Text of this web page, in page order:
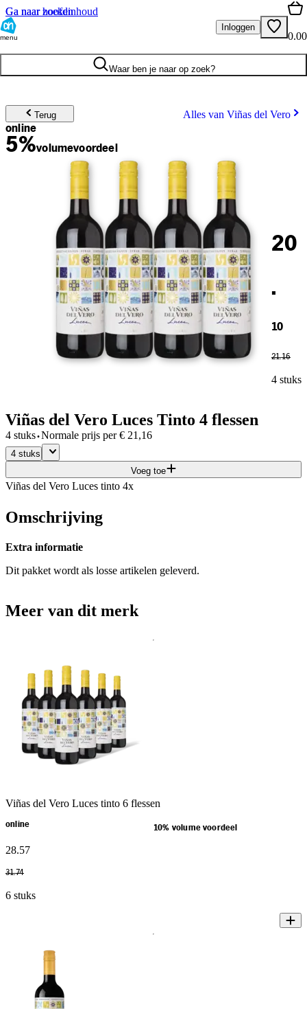
Ga naar hoofdinhoud
Ga naar zoeken
menu
Inloggen
0.00
Waar ben je naar op zoek?
Terug Alles van Viñas del Vero
online
5%volumevoordeel
20
.
10
21.16
4 stuks
Viñas del Vero Luces Tinto 4 flessen
4 stuks·Normale prijs per € 21,16
4 stuks
Voeg toe
Viñas del Vero Luces tinto 4x
Omschrijving
Extra informatie
Dit pakket wordt als losse artikelen geleverd.
Meer van dit merk
Viñas del Vero Luces tinto 6 flessen
online 10% volume voordeel
28.57
31.74
6 stuks